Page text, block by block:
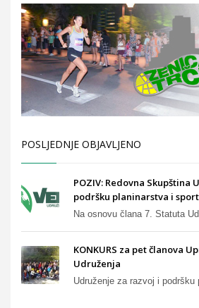
POSLJEDNJE OBJAVLJENO
POZIV: Redovna Skupština
podršku planinarstva i
Na osnovu člana 7. Statuta
KONKURS za pet članova
Udruženja
Udruženje za razvoj i podršku